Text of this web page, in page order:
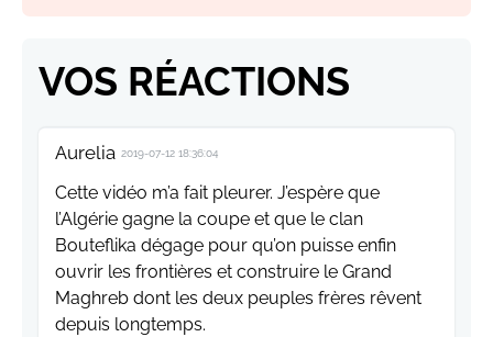
VOS RÉACTIONS
Aurelia 2019-07-12 18:36:04
Cette vidéo m’a fait pleurer. J’espère que
l’Algérie gagne la coupe et que le clan
Bouteflika dégage pour qu’on puisse enfin
ouvrir les frontières et construire le Grand
Maghreb dont les deux peuples frères rêvent
depuis longtemps.